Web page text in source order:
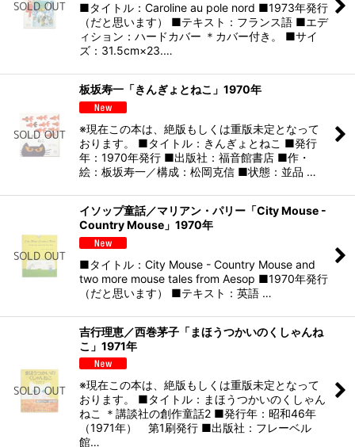
■タイトル：Caroline au pole nord ■1973年発行
（だと思います） ■テキスト：フランス語 ■エデ
ィション：ハードカバー ＊カバー付き。 ■サイ
ズ：31.5cm×23.…
板坂寿一「きんぎょとねこ」1970年
※現在この本は、絶版もしくは重版未定となって
おります。 ■タイトル：きんぎょとねこ ■発行
年：1970年発行 ■出版社：福音館書店 ■作・
絵：板坂寿一／構成：松岡克信 ■状態：並品 …
イソップ童話／マリアン・パリー「City Mouse -
Country Mouse」1970年
■タイトル：City Mouse - Country Mouse and
two more mouse tales from Aesop ■1970年発行
（だと思います） ■テキスト：英語 …
吉行理恵／西巻茅子「まほうつかいのくしゃんね
こ」1971年
※現在この本は、絶版もしくは重版未定となって
おります。 ■タイトル：まほうつかいのくしゃん
ねこ ＊講談社の創作童話2 ■発行年：昭和46年
（1971年） 第1刷発行 ■出版社：フレーベル
館…